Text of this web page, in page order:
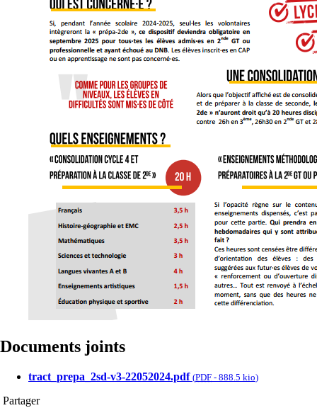
Documents joints
tract_prepa_2sd-v3-22052024.pdf (PDF - 888.5 kio)
Partager